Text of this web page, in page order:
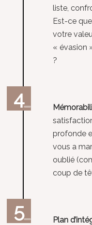
liste,
Est-ce
votre
« évasion
?
profonde
vous a
oublié
coup de
Plan